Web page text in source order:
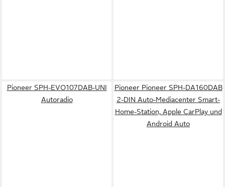
Pioneer SPH-EVO107DAB-UNI
Autoradio
Pioneer Pioneer SPH-DA160DAB
2-DIN Auto-Mediacenter Smart-
Home-Station, Apple CarPlay und
Android Auto